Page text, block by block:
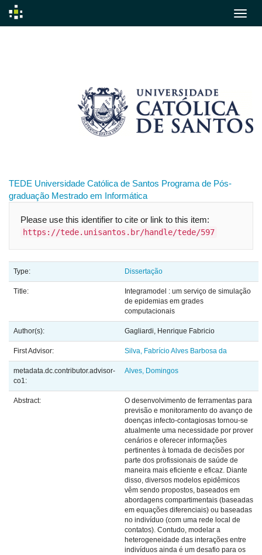
TEDE Universidade Católica de Santos Programa de Pós-
graduação Mestrado em Informática
Please use this identifier to cite or link to this item:
https://tede.unisantos.br/handle/tede/597
Type: Dissertação
Title:
Integramodel : um serviço de simulação
de epidemias em grades
computacionais
Author(s): Gagliardi, Henrique Fabricio
First Advisor: Silva, Fabrício Alves Barbosa da
metadata.dc.contributor.advisor-
co1:
Alves, Domingos
Abstract:
O desenvolvimento de ferramentas para
previsão e monitoramento do avanço de
doenças infecto-contagiosas tornou-se
atualmente uma necessidade por prover
cenários e oferecer informações
pertinentes à tomada de decisões por
parte dos profissionais de saúde de
maneira mais eficiente e eficaz. Diante
disso, diversos modelos epidêmicos
vêm sendo propostos, baseados em
abordagens compartimentais (baseadas
em equações diferenciais) ou baseadas
no indivíduo (com uma rede local de
contatos). Contudo, modelar a
heterogeneidade das interações entre
indivíduos ainda é um desafio para os